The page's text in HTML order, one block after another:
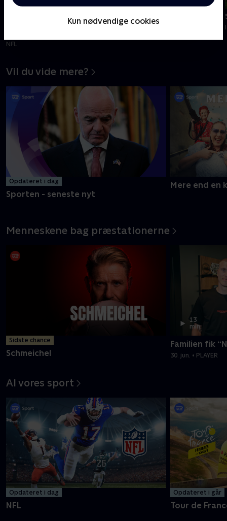
Kun nødvendige cookies
Arizona Cardinals-Carolina
NFL
6. etape
Vil du vide mere?
Opdateret i dag
Sporten - seneste nyt
Mere end en
Menneskene bag præstationerne
Sidste chance
Schmeichel
13
min
Familien fik
30. jun. • PLAYER
Al vores sport
Opdateret i dag
NFL
Opdateret i går
Tour de